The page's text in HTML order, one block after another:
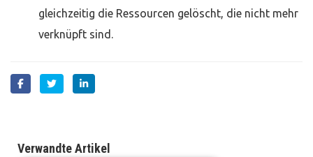
gleichzeitig die Ressourcen gelöscht, die nicht mehr
verknüpft sind.
Verwandte Artikel